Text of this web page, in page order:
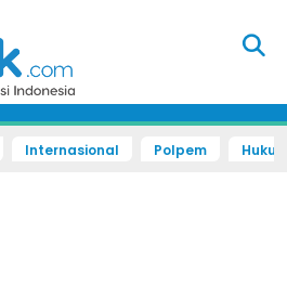
Internasional Polpem